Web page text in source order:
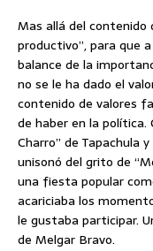
Mas allá del contenido
productivo”, para que
balance de la
no se le ha dado el
contenido de valores
de haber en la política.
Charro” de Tapachula
unisonó del grito de
una fiesta popular
acariciaba los
le gustaba participar.
de Melgar Bravo.